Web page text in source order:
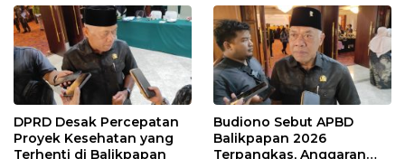
DPRD Desak Percepatan
Proyek Kesehatan yang
Terhenti di Balikpapan
Budiono Sebut APBD
Balikpapan 2026
Terpangkas, Anggaran